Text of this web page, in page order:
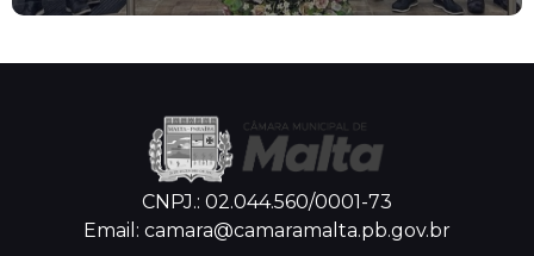
CNPJ.: 02.044.560/0001-73
Email: camara@camaramalta.pb.gov.br